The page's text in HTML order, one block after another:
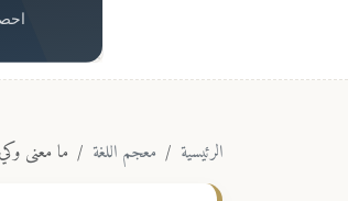
الرئيسية معجم اللغة ما معنى